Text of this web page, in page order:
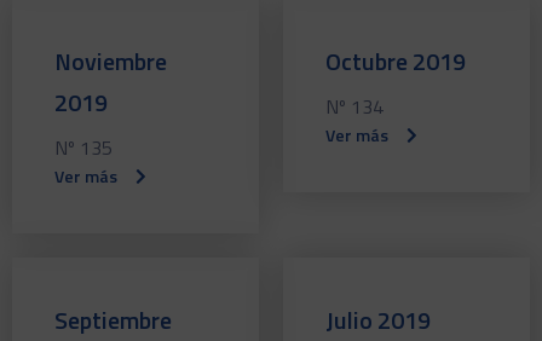
Noviembre
2019
Nº 135
Ver más
Octubre 2019
Nº 134
Ver más
Septiembre
Julio 2019